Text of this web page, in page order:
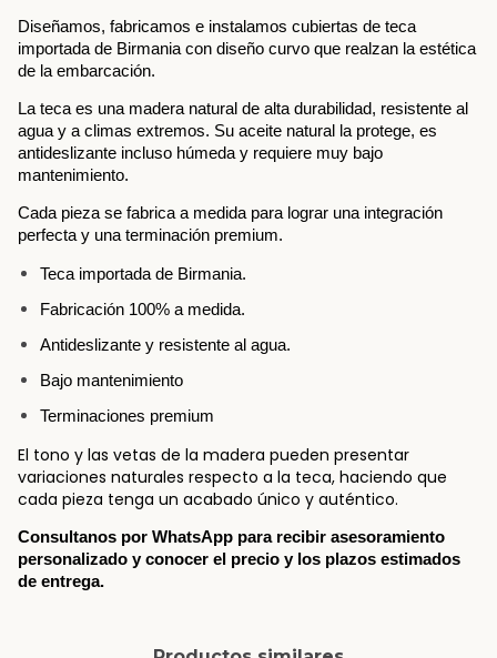
Diseñamos, fabricamos e instalamos cubiertas de teca
importada de Birmania con diseño curvo que realzan la estética
de la embarcación.
La teca es una madera natural de alta durabilidad, resistente al
agua y a climas extremos. Su aceite natural la protege, es
antideslizante incluso húmeda y requiere muy bajo
mantenimiento.
Cada pieza se fabrica a medida para lograr una integración
perfecta y una terminación premium.
Teca importada de Birmania.
Fabricación 100% a medida.
Antideslizante y resistente al agua.
Bajo mantenimiento
Terminaciones premium
El tono y las vetas de la madera pueden presentar
variaciones naturales respecto a la teca, haciendo que
cada pieza tenga un acabado único y auténtico.
Consultanos por WhatsApp para recibir asesoramiento
personalizado y conocer el precio y los plazos estimados
de entrega.